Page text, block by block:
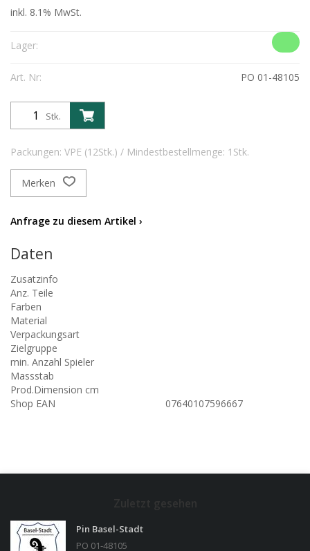
inkl. 8.1% MwSt.
Lager:
Art. Nr: PO 01-48105
Stk.
Packungen: VPE (12Stk.) / Mindestbestellmenge: 1Stk.
Merken
Anfrage zu diesem Artikel ›
Daten
Zusatzinfo
Anz. Teile
Farben
Material
Verpackungsart
Zielgruppe
min. Anzahl Spieler
Massstab
Prod.Dimension cm
Shop EAN
07640107596667
Pin Basel-Stadt
PO 01-48105